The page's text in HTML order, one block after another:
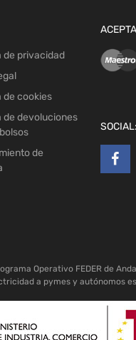
de privacidad
de cookies
de devoluciones
de
SOCIAL:
Operativo FEDER de
a pymes y